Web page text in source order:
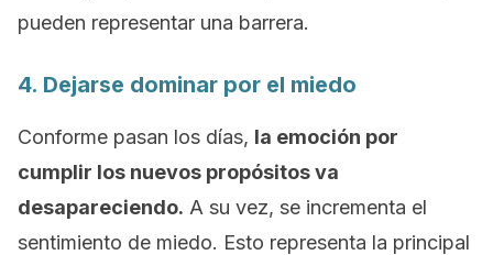
pueden representar una barrera.
4. Dejarse dominar por el miedo
Conforme pasan los días, la emoción por
cumplir los nuevos propósitos va
desapareciendo. A su vez, se incrementa el
sentimiento de miedo. Esto representa la principal